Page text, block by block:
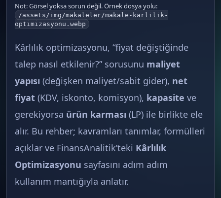
Not: Görsel yoksa sorun değil. Örnek dosya yolu:
/assets/img/makaleler/makale-karlilik-
optimizasyonu.webp
Kârlılık optimizasyonu, “fiyat değiştiğinde
talep nasıl etkilenir?” sorusunu maliyet
yapısı (değişken maliyet/sabit gider), net
fiyat (KDV, iskonto, komisyon), kapasite ve
gerekiyorsa ürün karması (LP) ile birlikte ele
alır. Bu rehber; kavramları tanımlar, formülleri
açıklar ve FinansAnalitik’teki Kârlılık
Optimizasyonu sayfasını adım adım
kullanım mantığıyla anlatır.